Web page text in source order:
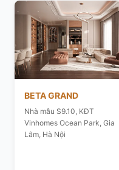
BETA GRAND
Nhà mẫu S9.10, KĐT
Vinhomes Ocean Park, Gia
Lâm, Hà Nội